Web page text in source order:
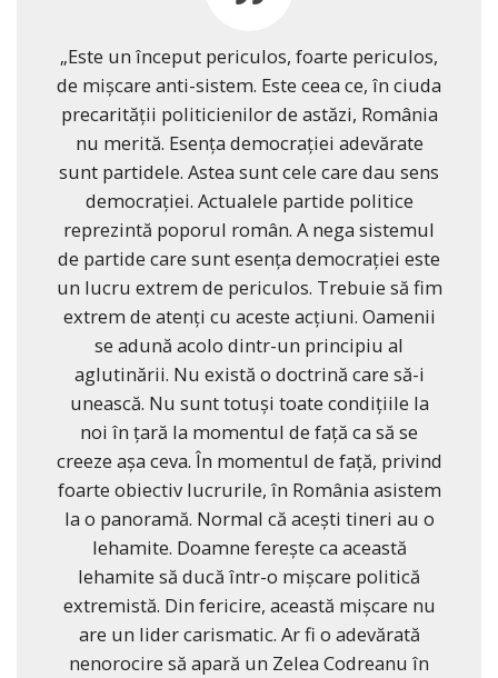
„Este un început periculos, foarte periculos,
de mișcare anti-sistem. Este ceea ce, în ciuda
precarității politicienilor de astăzi, România
nu merită. Esența democrației adevărate
sunt partidele. Astea sunt cele care dau sens
democrației. Actualele partide politice
reprezintă poporul român. A nega sistemul
de partide care sunt esența democrației este
un lucru extrem de periculos. Trebuie să fim
extrem de atenți cu aceste acțiuni. Oamenii
se adună acolo dintr-un principiu al
aglutinării. Nu există o doctrină care să-i
unească. Nu sunt totuși toate condițiile la
noi în țară la momentul de față ca să se
creeze așa ceva. În momentul de față, privind
foarte obiectiv lucrurile, în România asistem
la o panoramă. Normal că acești tineri au o
lehamite. Doamne ferește ca această
lehamite să ducă într-o mișcare politică
extremistă. Din fericire, această mișcare nu
are un lider carismatic. Ar fi o adevărată
nenorocire să apară un Zelea Codreanu în